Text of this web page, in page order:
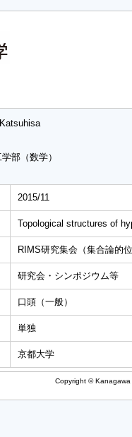
部（数学）
2015/11
Topological structures of
RIMS研究集会（集合論的
研究会・シンポジウム等
口頭（一般）
単独
京都大学
Copyright © Kanagawa